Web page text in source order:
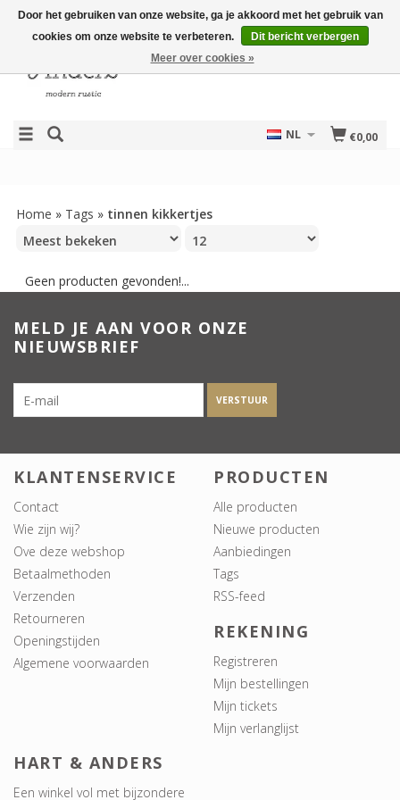
€0,00
NL
Home » Tags » tinnen kikkertjes
Geen producten gevonden!...
MELD JE AAN VOOR ONZE
NIEUWSBRIEF
VERSTUUR
KLANTENSERVICE
Contact
Wie zijn wij?
Ove deze webshop
Betaalmethoden
Verzenden
Retourneren
Openingstijden
Algemene voorwaarden
PRODUCTEN
Alle producten
Nieuwe producten
Aanbiedingen
Tags
RSS-feed
REKENING
Registreren
Mijn bestellingen
Mijn tickets
Mijn verlanglijst
HART & ANDERS
Een winkel vol met bijzondere
Door het gebruiken van onze website, ga je akkoord met het gebruik van
cookies om onze website te verbeteren.
Dit bericht verbergen
Meer over cookies »